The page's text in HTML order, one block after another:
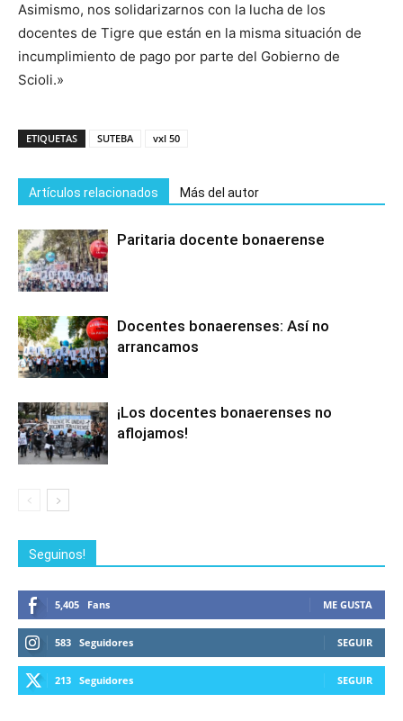
Asimismo, nos solidarizarnos con la lucha de los
docentes de Tigre que están en la misma situación de
incumplimiento de pago por parte del Gobierno de
Scioli.»
ETIQUETAS SUTEBA vxl 50
Artículos relacionados Más del autor
Paritaria docente bonaerense
Docentes bonaerenses: Así no
arrancamos
¡Los docentes bonaerenses no
aflojamos!
Seguinos!
5,405 Fans ME GUSTA
583 Seguidores SEGUIR
213 Seguidores SEGUIR